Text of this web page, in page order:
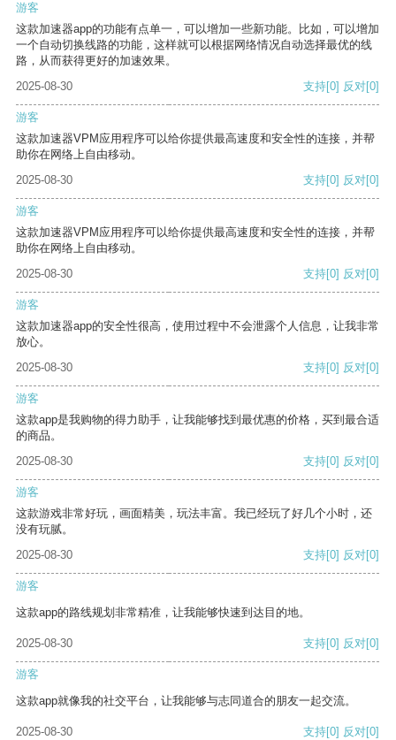
游客
这款加速器app的功能有点单一，可以增加一些新功能。比如，可以增加
一个自动切换线路的功能，这样就可以根据网络情况自动选择最优的线
路，从而获得更好的加速效果。
2025-08-30
支持[0] 反对[0]
游客
这款加速器VPM应用程序可以给你提供最高速度和安全性的连接，并帮
助你在网络上自由移动。
2025-08-30
支持[0] 反对[0]
游客
这款加速器VPM应用程序可以给你提供最高速度和安全性的连接，并帮
助你在网络上自由移动。
2025-08-30
支持[0] 反对[0]
游客
这款加速器app的安全性很高，使用过程中不会泄露个人信息，让我非常
放心。
2025-08-30
支持[0] 反对[0]
游客
这款app是我购物的得力助手，让我能够找到最优惠的价格，买到最合适
的商品。
2025-08-30
支持[0] 反对[0]
游客
这款游戏非常好玩，画面精美，玩法丰富。我已经玩了好几个小时，还
没有玩腻。
2025-08-30
支持[0] 反对[0]
游客
这款app的路线规划非常精准，让我能够快速到达目的地。
2025-08-30 支持[0] 反对[0]
游客
这款app就像我的社交平台，让我能够与志同道合的朋友一起交流。
2025-08-30 支持[0] 反对[0]